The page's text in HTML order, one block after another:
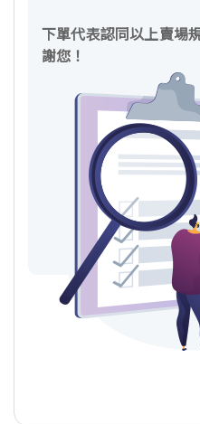
下單代表認同以上賣場
謝您！